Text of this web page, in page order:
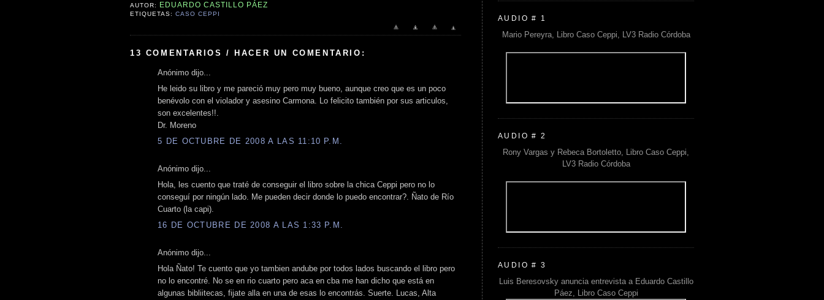
AUTOR: EDUARDO CASTILLO PÁEZ
ETIQUETAS:CASO CEPPI
13 COMENTARIOS / HACER UN COMENTARIO:
Anónimo dijo...
He leido su libro y me pareció muy pero muy bueno, aunque creo que es un poco
benévolo con el violador y asesino Carmona. Lo felicito también por sus articulos,
son excelentes!!.
Dr. Moreno
5 DE OCTUBRE DE 2008 A LAS 11:10 P.M.
Anónimo dijo...
Hola, les cuento que traté de conseguir el libro sobre la chica Ceppi pero no lo
conseguí por ningún lado. Me pueden decir donde lo puedo encontrar?. Ñato de Río
Cuarto (la capi).
16 DE OCTUBRE DE 2008 A LAS 1:33 P.M.
Anónimo dijo...
Hola Ñato! Te cuento que yo tambien andube por todos lados buscando el libro pero
no lo encontré. No se en rio cuarto pero aca en cba me han dicho que está en
algunas bibliitecas, fijate alla en una de esas lo encontrás. Suerte. Lucas, Alta
AUDIO # 1
Mario Pereyra, Libro Caso Ceppi, LV3 Radio Córdoba
AUDIO # 2
Rony Vargas y Rebeca Bortoletto, Libro Caso Ceppi,
LV3 Radio Córdoba
AUDIO # 3
Luis Beresovsky anuncia entrevista a Eduardo Castillo
Páez, Libro Caso Ceppi